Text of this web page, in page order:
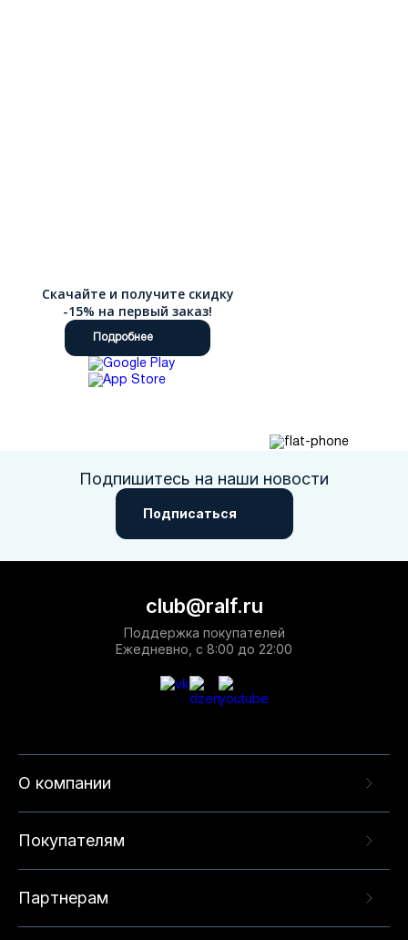
Скачайте и получите скидку
-15% на первый заказ!
Подробнее
Подпишитесь на наши новости
Подписаться
О компании
Покупателям
Партнерам
club@ralf.ru
Поддержка покупателей
Ежедневно, с 8:00 до 22:00